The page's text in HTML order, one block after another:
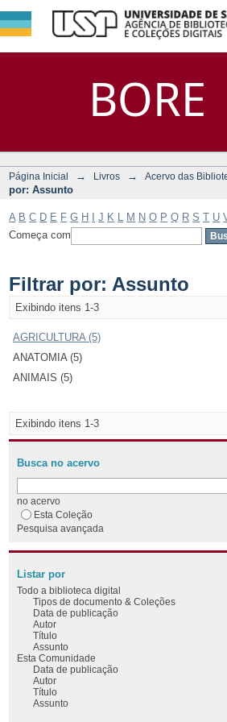
BORE
Filtrar
Assunto
DSpace/Manakin +
Página Inicial → Livros → Acervo das
por: Assunto
A B C D E F G H J K M N O P Q R S T U
Começa com
Filtrar por: Assunto
Exibindo itens 1-3
AGRICULTURA (5)
ANATOMIA (5)
ANIMAIS (5)
Exibindo itens 1-3
Busca no acervo
no acervo
Esta Coleção
Pesquisa avançada
Listar por
Todo a biblioteca digital
Tipos de documento & Coleções
Data de publicação
Autor
Título
Assunto
Esta Comunidade
Data de publicação
Autor
Título
Assunto